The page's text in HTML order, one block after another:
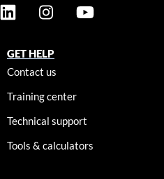
GET HELP
Contact us
Training center
Technical support
Tools & calculators